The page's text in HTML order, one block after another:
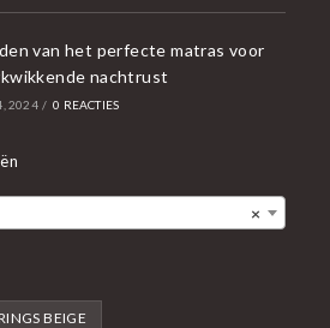
van het perfecte matras voor
nachtrust
2024 / 0 REACTIES
×
BEIGE